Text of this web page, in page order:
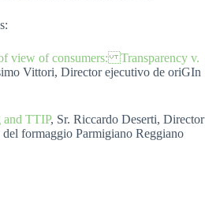
view of consumers: Transparency v.
Vittori, Director ejecutivo de oriGIn
and TTIP, Sr. Riccardo Deserti, Director
formaggio Parmigiano Reggiano